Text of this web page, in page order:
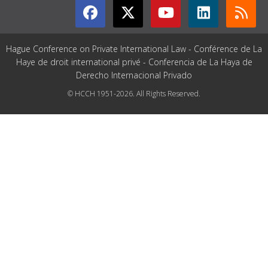
Hague Conference on Private International Law - Conférence de La
Haye de droit international privé - Conferencia de La Haya de
Derecho Internacional Privado
© HCCH 1951-2026. All Rights Reserved.